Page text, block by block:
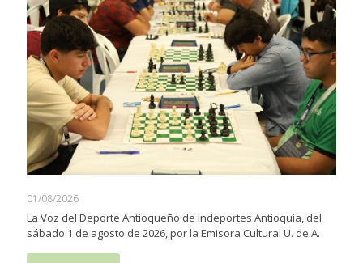
01/08/2026
La Voz del Deporte Antioqueño de Indeportes Antioquia, del
sábado 1 de agosto de 2026, por la Emisora Cultural U. de A.